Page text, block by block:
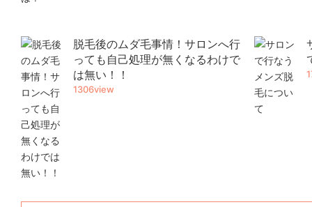
脱毛後のムダ毛事情！サロンへ行
っても自己処理が無くなるわけで
は無い！！
1306view